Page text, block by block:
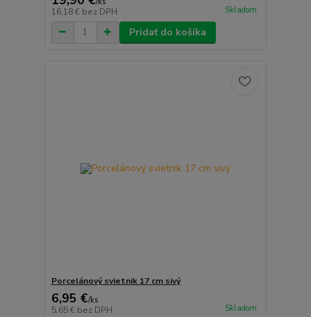
16,18 € bez DPH Skladom
Pridať do košíka
Porcelánový svietnik 17 cm sivý
6,95 €/ks
5,65 € bez DPH Skladom